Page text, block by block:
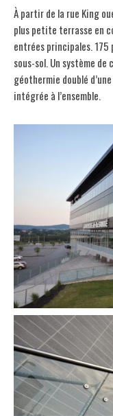
À partir de la rue King
plus petite terrasse en
entrées principales.
sous-sol. Un système
géothermie doublé
intégrée à l’ensemble.